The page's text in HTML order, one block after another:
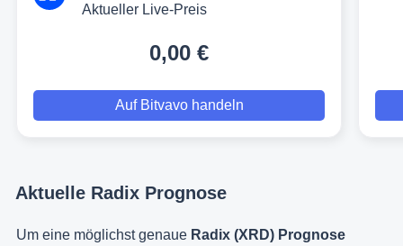
Aktueller Live-Preis
0,00 €
Auf Bitvavo handeln
Aktuelle Radix Prognose
Um eine möglichst genaue Radix (XRD) Prognose